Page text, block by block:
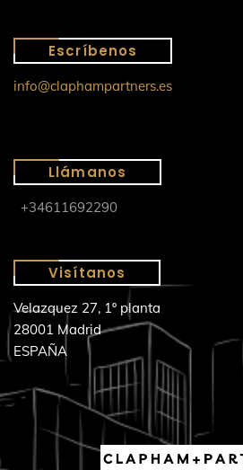
Escríbenos
info@claphampartners.es
Llámanos
+34611692290
Visítanos
Velazquez 27, 1º planta
28001 Madrid
ESPAÑA